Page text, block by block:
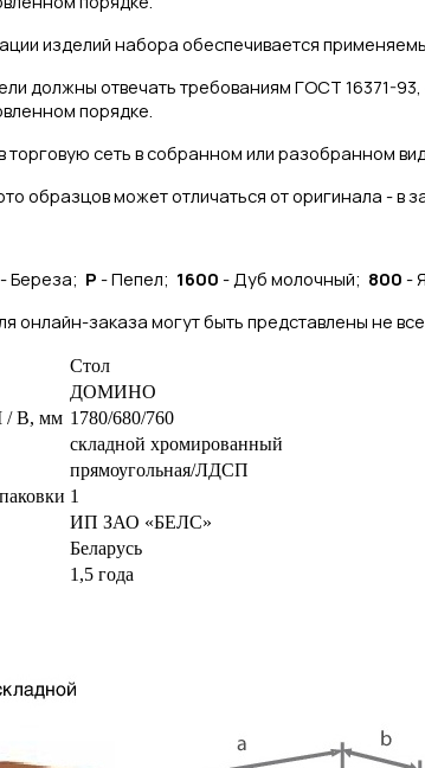
изделий набора обеспечивается
должны отвечать требованиям ГОСТ 16371-
порядке.
торговую сеть в собранном или разобранном
образцов может отличаться от оригинала - в
- Береза; P - Пепел; 1600 - Дуб молочный; 800 -
онлайн-заказа могут быть представлены не
Стол
ДОМИНО
/ В, мм 1780/680/760
складной хромированный
прямоугольная/ЛДСП
1
ИП ЗАО «БЕЛС»
Беларусь
1,5 года